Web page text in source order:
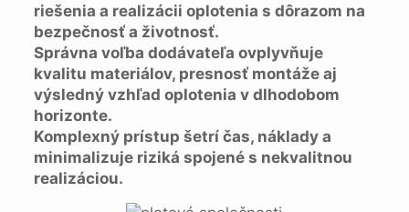
riešenia a realizácii oplotenia s dôrazom na
bezpečnosť a životnosť.
Správna voľba dodávateľa ovplyvňuje
kvalitu materiálov, presnosť montáže aj
výsledný vzhľad oplotenia v dlhodobom
horizonte.
Komplexný prístup šetrí čas, náklady a
minimalizuje riziká spojené s nekvalitnou
realizáciou.